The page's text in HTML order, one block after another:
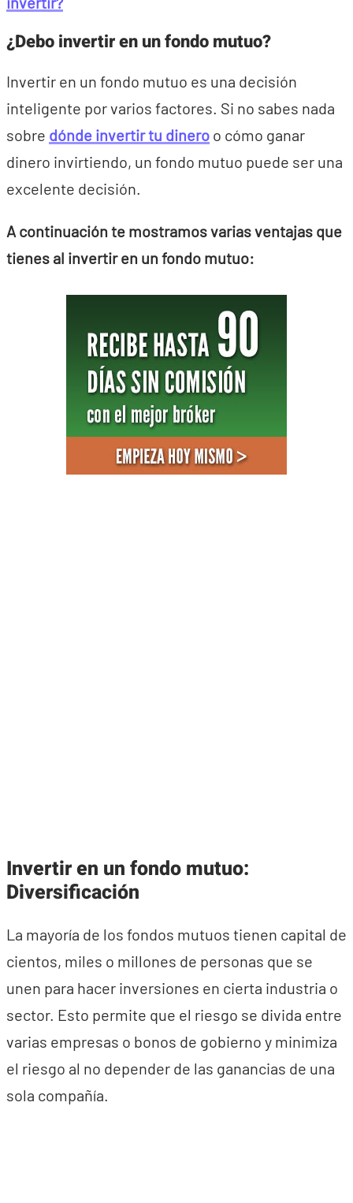
¿Debo invertir en un fondo mutuo?
Invertir en un fondo mutuo es una decisión
inteligente por varios factores. Si no sabes nada
sobre dónde invertir tu dinero o cómo ganar
dinero invirtiendo, un fondo mutuo puede ser una
excelente decisión.
A continuación te mostramos varias ventajas que
tienes al invertir en un fondo mutuo:
Invertir en un fondo mutuo:
Diversificación
La mayoría de los fondos mutuos tienen capital de
cientos, miles o millones de personas que se
unen para hacer inversiones en cierta industria o
sector. Esto permite que el riesgo se divida entre
varias empresas o bonos de gobierno y minimiza
el riesgo al no depender de las ganancias de una
sola compañía.